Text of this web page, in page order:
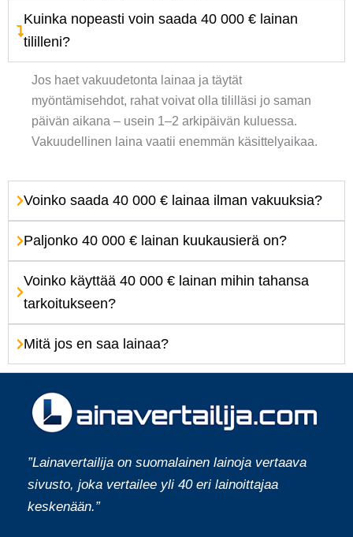
Kuinka nopeasti voin saada 40 000 € lainan
tililleni?
Jos haet vakuudetonta lainaa ja täytät
myöntämisehdot, rahat voivat olla tililläsi jo saman
päivän aikana – usein 1–2 arkipäivän kuluessa.
Vakuudellinen laina vaatii enemmän käsittelyaikaa.
Voinko saada 40 000 € lainaa ilman vakuuksia?
Paljonko 40 000 € lainan kuukausierä on?
Voinko käyttää 40 000 € lainan mihin tahansa
tarkoitukseen?
Mitä jos en saa lainaa?
”Lainavertailija on suomalainen lainoja vertaava
sivusto, joka vertailee yli 40 eri lainoittajaa
keskenään.”